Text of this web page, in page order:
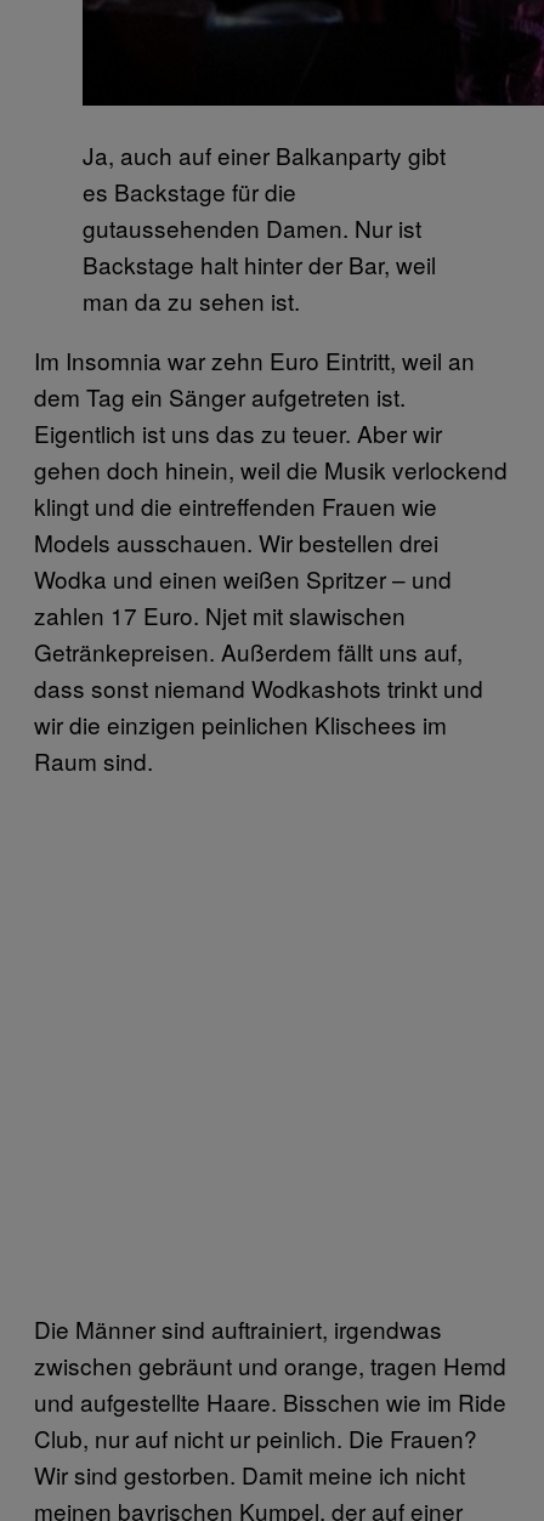
Ja, auch auf einer Balkanparty gibt
es Backstage für die
gutaussehenden Damen. Nur ist
Backstage halt hinter der Bar, weil
man da zu sehen ist.
Im Insomnia war zehn Euro Eintritt, weil an
dem Tag ein Sänger aufgetreten ist.
Eigentlich ist uns das zu teuer. Aber wir
gehen doch hinein, weil die Musik verlockend
klingt und die eintreffenden Frauen wie
Models ausschauen. Wir bestellen drei
Wodka und einen weißen Spritzer – und
zahlen 17 Euro. Njet mit slawischen
Getränkepreisen. Außerdem fällt uns auf,
dass sonst niemand Wodkashots trinkt und
wir die einzigen peinlichen Klischees im
Raum sind.
Die Männer sind auftrainiert, irgendwas
zwischen gebräunt und orange, tragen Hemd
und aufgestellte Haare. Bisschen wie im Ride
Club, nur auf nicht ur peinlich. Die Frauen?
Wir sind gestorben. Damit meine ich nicht
meinen bayrischen Kumpel, der auf einer